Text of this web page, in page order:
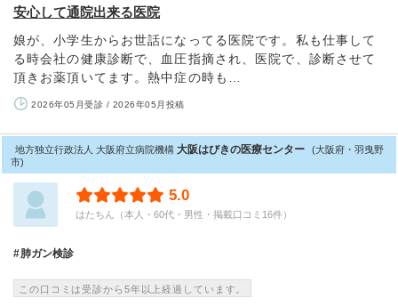
安心して通院出来る医院
娘が、小学生からお世話になってる医院です。私も仕事して
る時会社の健康診断で、血圧指摘され、医院で、診断させて
頂きお薬頂いてます。熱中症の時も…
2026年05月受診 / 2026年05月投稿
地方独立行政法人 大阪府立病院機構 大阪はびきの医療センター
(大阪府・羽曳野
市)
5.0
はたちん（本人・60代・男性・掲載口コミ16件）
肺ガン検診
この口コミは受診から5年以上経過しています。